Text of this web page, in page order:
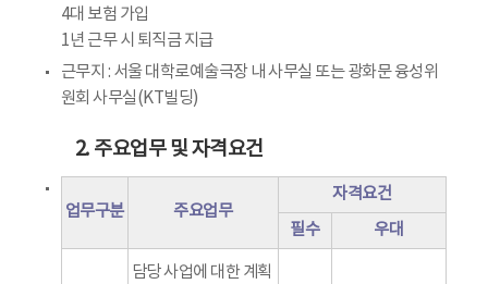
4대 보험 가입
1년 근무 시 퇴직금 지급
근무지 : 서울 대학로예술극장 내 사무실 또는 광화문 융성위
원회 사무실(KT빌딩)
2. 주요업무 및 자격요건
업무구분 주요업무
자격요건
필수
우대
담당 사업에 대한 계획